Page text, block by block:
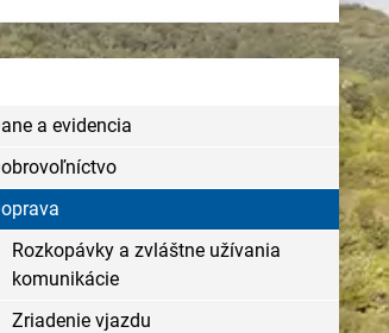
a evidencia
Rozkopávky a zvláštne užívania
komunikácie
Zriadenie vjazdu